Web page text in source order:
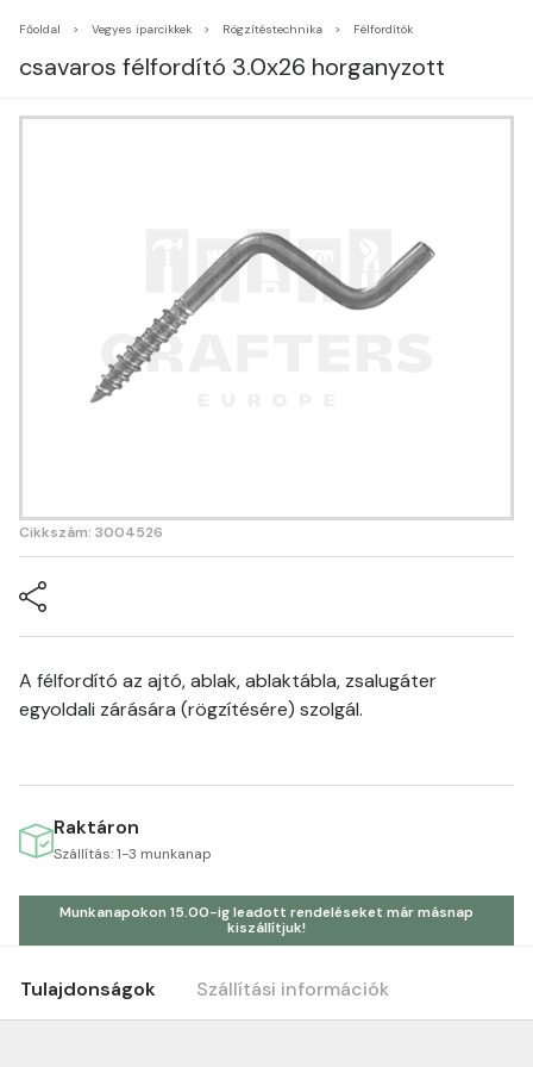
Főoldal Vegyes iparcikkek Rögzítéstechnika Félfordítók
csavaros félfordító 3.0x26 horganyzott
Cikkszám: 3004526
A félfordító az ajtó, ablak, ablaktábla, zsalugáter
egyoldali zárására (rögzítésére) szolgál.
Raktáron
Szállítás: 1-3 munkanap
Munkanapokon 15.00-ig leadott rendeléseket már másnap
kiszállítjuk!
Tulajdonságok Szállítási információk